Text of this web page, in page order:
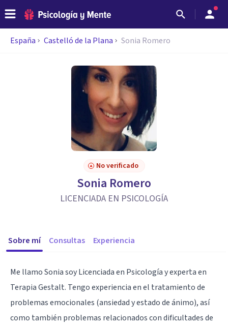
España Castelló de la Plana Sonia Romero
No verificado
Sonia Romero
LICENCIADA EN PSICOLOGÍA
Sobre mí Consultas Experiencia
Me llamo Sonia soy Licenciada en Psicología y experta en
Terapia Gestalt. Tengo experiencia en el tratamiento de
problemas emocionales (ansiedad y estado de ánimo), así
como también problemas relacionados con dificultades de